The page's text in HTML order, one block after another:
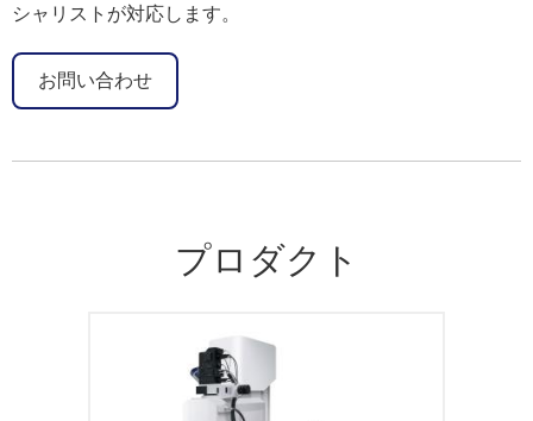
シャリストが対応します。
お問い合わせ
プロダクト